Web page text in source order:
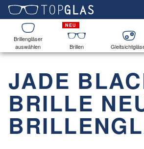
Brillengläser
auswählen
Brillen
JADE
BRILLE